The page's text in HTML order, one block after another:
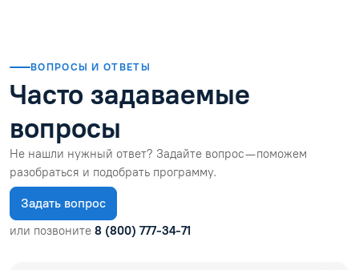
ВОПРОСЫ И ОТВЕТЫ
Часто задаваемые
вопросы
Не нашли нужный ответ? Задайте вопрос — поможем
разобраться и подобрать программу.
Задать вопрос
или позвоните 8 (800) 777-34-71